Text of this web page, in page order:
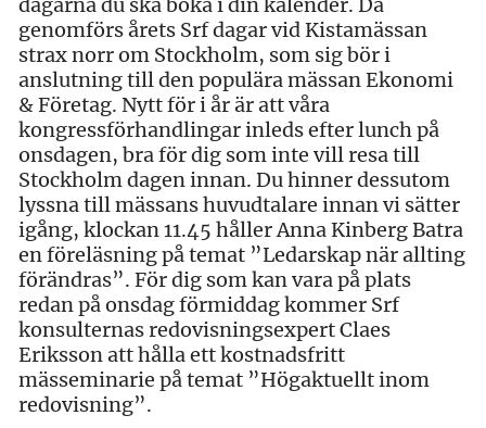
genomförs årets Srf dagar vid Kistamässan
strax norr om Stockholm, som sig bör i
anslutning till den populära mässan Ekonomi
& Företag. Nytt för i år är att våra
kongressförhandlingar inleds efter lunch på
onsdagen, bra för dig som inte vill resa till
Stockholm dagen innan. Du hinner dessutom
lyssna till mässans huvudtalare innan vi sätter
igång, klockan 11.45 håller Anna Kinberg Batra
en föreläsning på temat ”Ledarskap när allting
förändras”. För dig som kan vara på plats
redan på onsdag förmiddag kommer Srf
konsulternas redovisningsexpert Claes
Eriksson att hålla ett kostnadsfritt
mässeminarie på temat ”Högaktuellt inom
redovisning”.